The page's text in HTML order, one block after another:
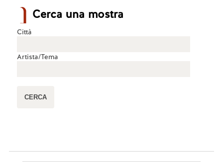
Cerca una mostra
Città
Artista/Tema